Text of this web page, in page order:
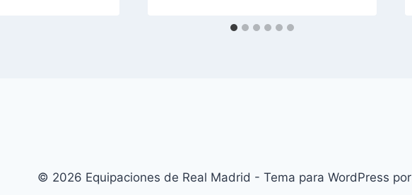
© 2026 Equipaciones de Real Madrid - Tema para WordPress por